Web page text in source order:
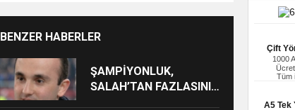
Çift
1000
Tüm
A5 Tek
BENZER HABERLER
ŞAMPİYONLUK,
SALAH’TAN FAZLASINI